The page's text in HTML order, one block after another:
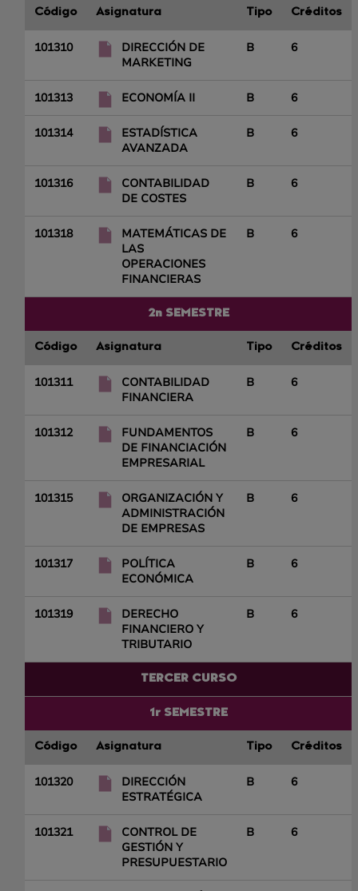
Código Asignatura Tipo Créditos
101310
DIRECCIÓN DE
MARKETING
B 6
101313 ECONOMÍA II B 6
101314
ESTADÍSTICA
AVANZADA
B 6
101316
CONTABILIDAD
DE COSTES
B 6
101318
MATEMÁTICAS DE
LAS
OPERACIONES
FINANCIERAS
B 6
2n SEMESTRE
Código Asignatura Tipo Créditos
101311
CONTABILIDAD
FINANCIERA
B 6
101312
FUNDAMENTOS
DE FINANCIACIÓN
EMPRESARIAL
B 6
101315
ORGANIZACIÓN Y
ADMINISTRACIÓN
DE EMPRESAS
B 6
101317
POLÍTICA
ECONÓMICA
B 6
101319
DERECHO
FINANCIERO Y
TRIBUTARIO
B 6
TERCER CURSO
1r SEMESTRE
Código Asignatura Tipo Créditos
101320
DIRECCIÓN
ESTRATÉGICA
B 6
101321
CONTROL DE
GESTIÓN Y
PRESUPUESTARIO
B 6